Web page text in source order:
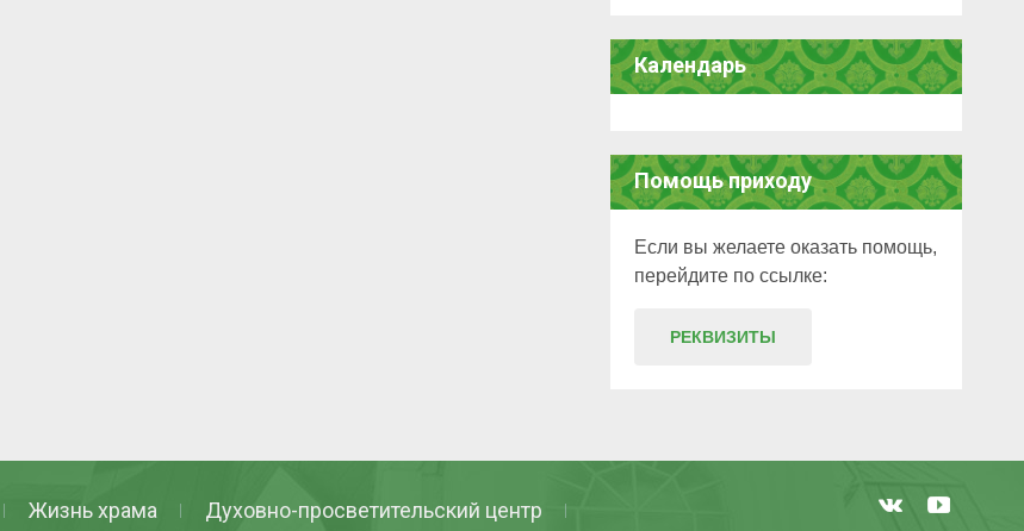
Календарь
Помощь приходу
Если вы желаете оказать помощь,
перейдите по ссылке:
РЕКВИЗИТЫ
Жизнь храма Духовно-просветительский центр